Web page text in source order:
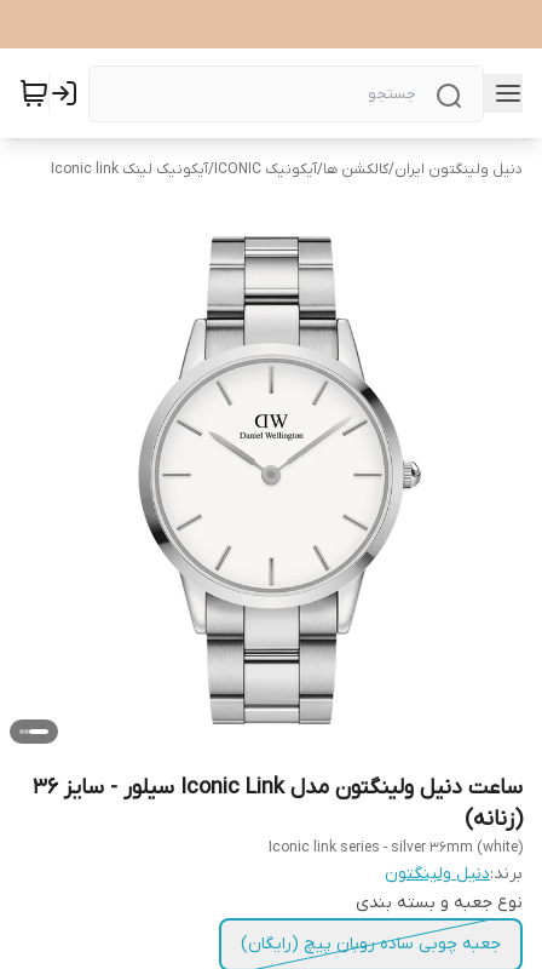
دنیل ولینگتون ایران/کالکشن ها/آیکونیک ICONIC /آیکونیک لینک Iconic link
ساعت دنیل ولینگتون مدل Iconic Link سیلور - سایز 36
(زنانه)
Iconic link series - silver 36mm (white)
برند:دنیل ولینگتون
نوع جعبه و بسته بندی
جعبه چوبی ساده روبان پیچ (رایگان)